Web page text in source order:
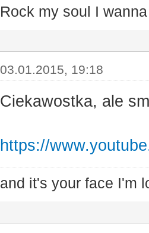
Rock my soul I
03.01.2015, 19:18
Ciekawostka, ale
https://
and it's your face I'm